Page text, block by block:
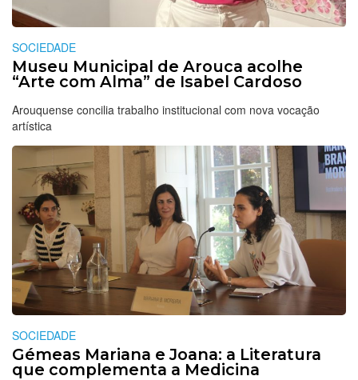
SOCIEDADE
Museu Municipal de Arouca acolhe
“Arte com Alma” de Isabel Cardoso
Arouquense concilia trabalho institucional com nova vocação
artística
SOCIEDADE
Gémeas Mariana e Joana: a Literatura
que complementa a Medicina